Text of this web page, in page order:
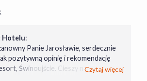
Hotelu:
Panie Jarosławie, serdecznie
pozytywną opinię i rekomendację
Świnoujście. Cieszy nasCzytaj więcej